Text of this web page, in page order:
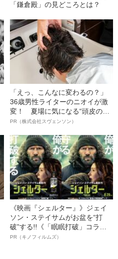
「鎌倉殿」の見どころとは？
「えっ、こんなに変わるの？」
36歳男性ライターのニオイが激
変！ 夏場に気になる“頭皮のニ
オイ”や“ベタつき”を解消す
ト”が生み出した徹底ケアとは
PR（株式会社スヴェンソン）
《映画『シェルター』》ジェイ
ソン・ステイサムがお盆を“打
破”する!!《「眠眠打破」コラ
ボ》
PR（キノフィルムズ）